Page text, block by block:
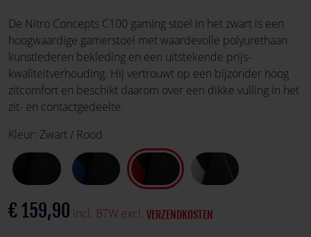
De Nitro Concepts C100 gaming stoel in het zwart is een
hoogwaardige gamerstoel met waardevolle polyurethaan
kunstlederen bekleding en een uitstekende prijs-
kwaliteitverhouding. Hij vertrouwt op een bijzonder hoog
zitcomfort en beschikt daarom over een dikke vulling in het
zit- en contactgedeelte.
Kleur: Zwart / Rood
€ 159,90 incl. BTW excl. VERZENDKOSTEN